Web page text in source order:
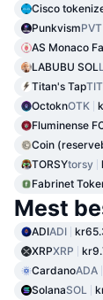
Cisco
PunkvismPVT
AS Monaco
LABUBU SOL
Titan's TapTIT
OctoknOTK
Fluminense
Coin
TORSYtorsy
Fabrinet
Mest
ADIADI
XRPXRP
CardanoADA
SolanaSOL